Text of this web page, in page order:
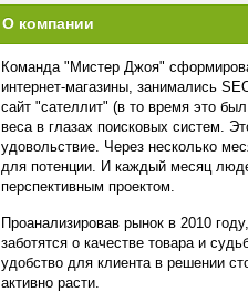
О компании
Команда "Мистер Джоя"
интернет-магазины, занимались
сайт "сателлит" (в то время это
веса в глазах поисковых систем.
удовольствие. Через несколько
для потенции. И каждый месяц
перспективным проектом.
Проанализировав рынок в 2010
заботятся о качестве товара и
удобство для клиента в решении
активно расти.